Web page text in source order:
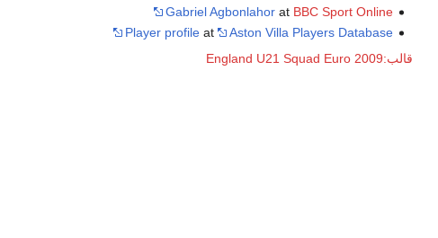
Gabriel Agbonlahorat BBC Sport Online
Player profileat
Aston Villa Players Database
قالب:England U21 Squad Euro 2009